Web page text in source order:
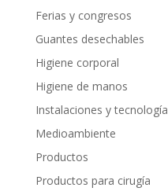
Ferias y congresos
Guantes desechables
Higiene corporal
Higiene de manos
Instalaciones y tecnología
Medioambiente
Productos
Productos para cirugía